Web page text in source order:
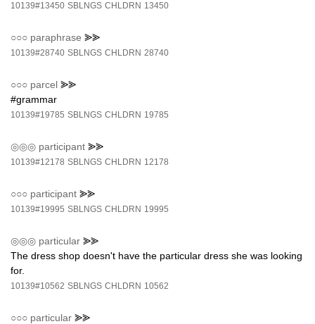
10139#13450 SBLNGS CHLDRN 13450
○○○ paraphrase ⪢⪢
10139#28740 SBLNGS CHLDRN 28740
○○○ parcel ⪢⪢
#grammar
10139#19785 SBLNGS CHLDRN 19785
◎◎◎ participant ⪢⪢
10139#12178 SBLNGS CHLDRN 12178
○○○ participant ⪢⪢
10139#19995 SBLNGS CHLDRN 19995
◎◎◎ particular ⪢⪢
The dress shop doesn't have the particular dress she was looking
for.
10139#10562 SBLNGS CHLDRN 10562
○○○ particular ⪢⪢